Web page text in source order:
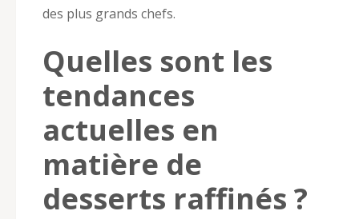
des plus grands chefs.
Quelles sont les
tendances
actuelles en
matière de
desserts raffinés ?